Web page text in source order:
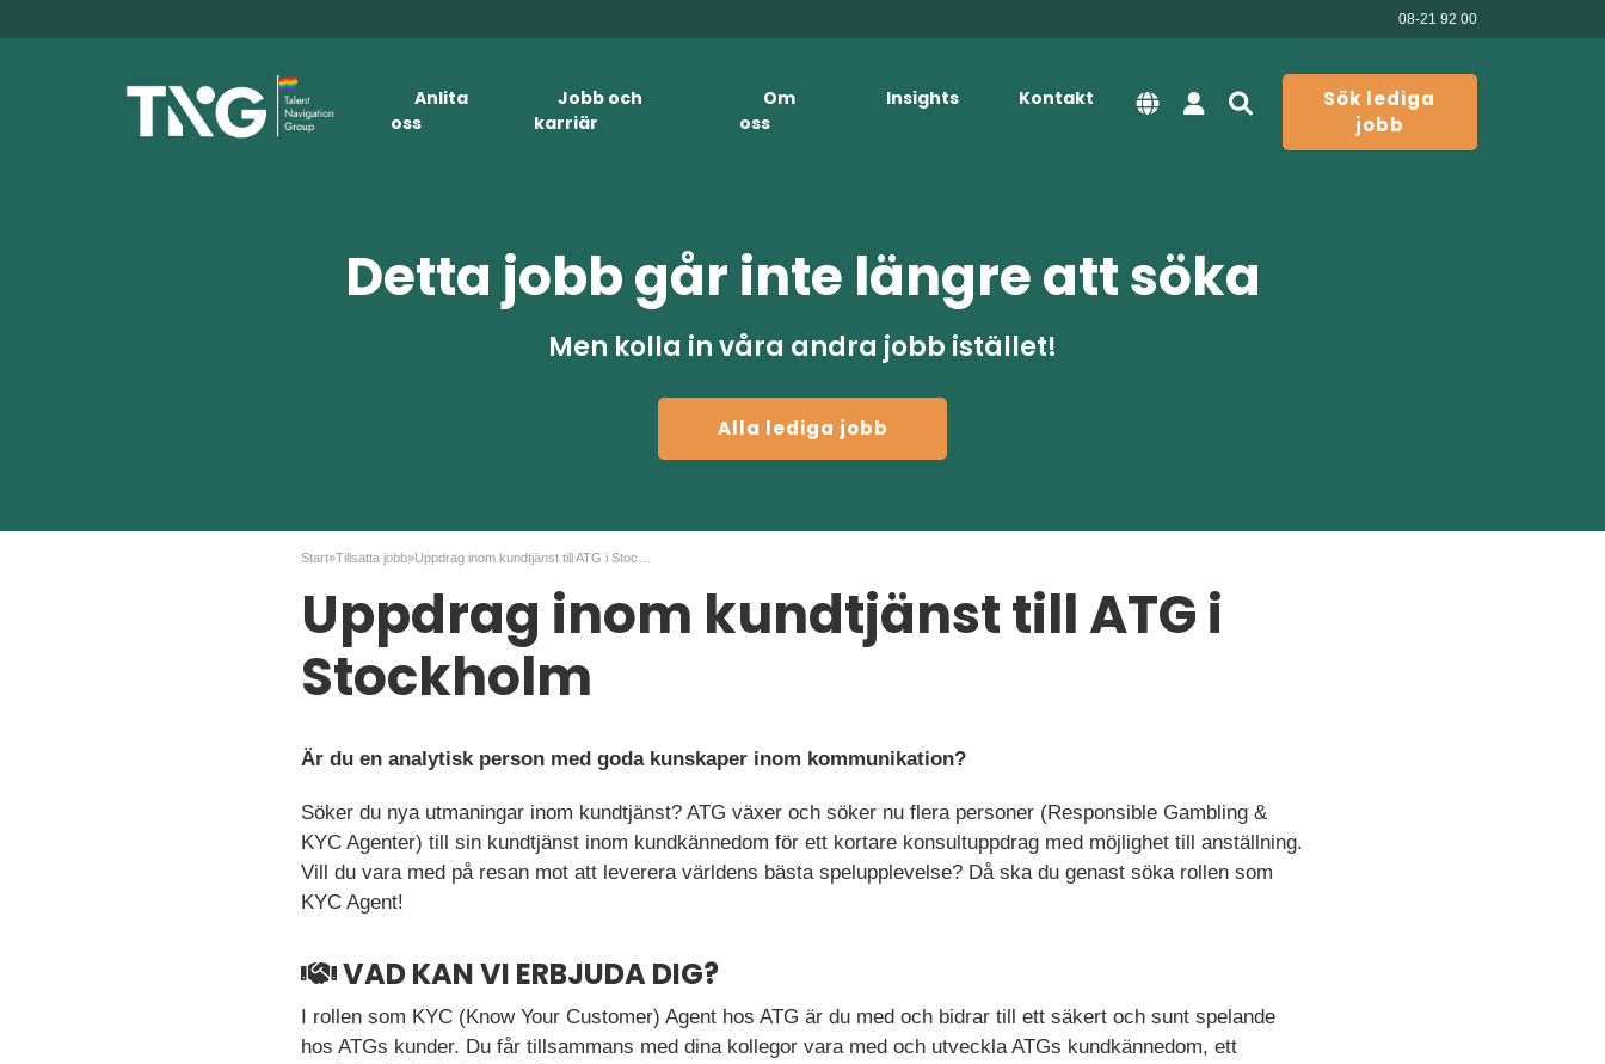
08-21 92 00
Anlita
oss
Jobb och
karriär
Om
oss
Insights Kontakt
Sök lediga
jobb
Detta jobb går inte längre att söka
Men kolla in våra andra jobb istället!
Alla lediga jobb
Start»Tillsatta jobb»
Uppdrag inom kundtjänst till ATG i
Stockholm
Är du en analytisk person med goda kunskaper inom kommunikation?
Söker du nya utmaningar inom kundtjänst? ATG växer och söker nu flera personer (Responsible Gambling &
KYC Agenter) till sin kundtjänst inom kundkännedom för ett kortare konsultuppdrag med möjlighet till anställning.
Vill du vara med på resan mot att leverera världens bästa spelupplevelse? Då ska du genast söka rollen som
KYC Agent!
VAD KAN VI ERBJUDA DIG?
I rollen som KYC (Know Your Customer) Agent hos ATG är du med och bidrar till ett säkert och sunt spelande
hos ATGs kunder. Du får tillsammans med dina kollegor vara med och utveckla ATGs kundkännedom, ett